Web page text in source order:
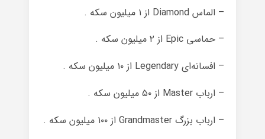
– الماس Diamond از ۱ میلیون سکه .
– حماسی Epic از ۲ میلیون سکه .
– افسانه‌ای Legendary از ۱۰ میلیون سکه .
– ارباب Master از ۵۰ میلیون سکه .
– ارباب بزرگ Grandmaster از ۱۰۰ میلیون سکه .